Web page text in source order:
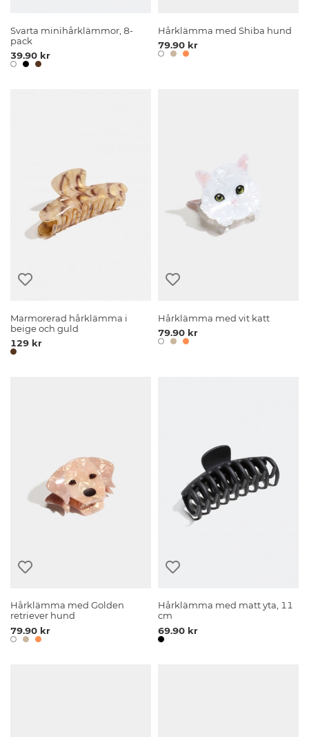
Svarta minihårklämmor, 8-
pack
39.90 kr
Hårklämma med Shiba hund
79.90 kr
Marmorerad hårklämma i
beige och guld
129 kr
Hårklämma med vit katt
79.90 kr
Hårklämma med Golden
retriever hund
79.90 kr
Hårklämma med matt yta, 11
cm
69.90 kr